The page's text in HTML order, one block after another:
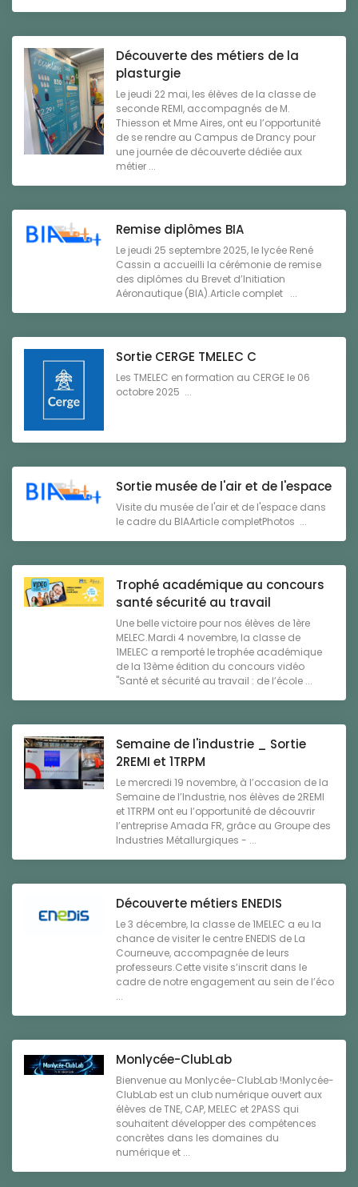
Découverte des métiers de la
plasturgie
Le jeudi 22 mai, les élèves de la classe de
seconde REMI, accompagnés de M.
Thiesson et Mme Aires, ont eu l’opportunité
de se rendre au Campus de Drancy pour
une journée de découverte dédiée aux
métier ...
Remise diplômes BIA
Le jeudi 25 septembre 2025, le lycée René
Cassin a accueilli la cérémonie de remise
des diplômes du Brevet d’Initiation
Aéronautique (BIA).Article complet ...
Sortie CERGE TMELEC C
Les TMELEC en formation au CERGE le 06
octobre 2025 ...
Sortie musée de l'air et de l'espace
Visite du musée de l'air et de l'espace dans
le cadre du BIAArticle completPhotos ...
Trophé académique au concours
santé sécurité au travail
Une belle victoire pour nos élèves de 1ère
MELEC.Mardi 4 novembre, la classe de
1MELEC a remporté le trophée académique
de la 13ème édition du concours vidéo
"Santé et sécurité au travail : de l’école ...
Semaine de l'industrie _ Sortie
2REMI et 1TRPM
Le mercredi 19 novembre, à l’occasion de la
Semaine de l’Industrie, nos élèves de 2REMI
et 1TRPM ont eu l’opportunité de découvrir
l’entreprise Amada FR, grâce au Groupe des
Industries Métallurgiques - ...
Découverte métiers ENEDIS
Le 3 décembre, la classe de 1MELEC a eu la
chance de visiter le centre ENEDIS de La
Courneuve, accompagnée de leurs
professeurs.Cette visite s’inscrit dans le
cadre de notre engagement au sein de l’éco
...
Monlycée-ClubLab
Bienvenue au Monlycée-ClubLab !Monlycée-
ClubLab est un club numérique ouvert aux
élèves de TNE, CAP, MELEC et 2PASS qui
souhaitent développer des compétences
concrètes dans les domaines du
numérique et ...